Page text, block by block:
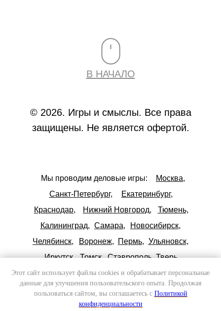
В НАЧАЛО
Этот сайт использует файлы cookies и обрабатывает персональные
данные для улучшения пользовательского опыта. Продолжая
пользоваться сайтом, вы соглашаетесь с Политикой
конфиденциальности
© 2026. Игры и смыслы. Все права
защищены. Не является офертой.
Мы проводим деловые игры:
Москва,
Санкт-Петербург,
Екатеринбург,
Краснодар,
Нижний Новгород,
Тюмень,
Калининград, Самара,
Новосибирск,
Челябинск,
Воронеж, Пермь, Ульяновск,
Иркутск, Томск, Ставрополь, Тверь,
Карта сайта